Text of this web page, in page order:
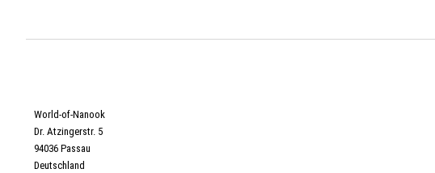
World-of-Nanook
Dr. Atzingerstr. 5
94036 Passau
Deutschland